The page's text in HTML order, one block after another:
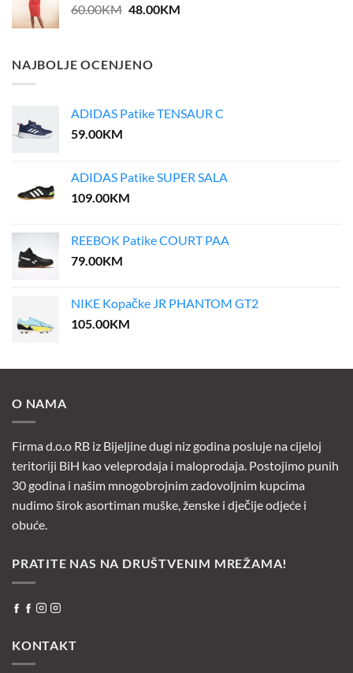
60.00KM Original
60.00KM.
48.00KMCurrent
NAJBOLJE OCENJENO
ADIDAS Patike TENSAUR C
59.00KM
ADIDAS Patike SUPER SALA
109.00KM
REEBOK Patike COURT PAA
79.00KM
NIKE Kopačke JR PHANTOM GT2
105.00KM
O NAMA
Firma d.o.o RB iz Bijeljine dugi niz godina posluje na cijeloj
teritoriji BiH kao veleprodaja i maloprodaja. Postojimo punih
30 godina i našim mnogobrojnim zadovoljnim kupcima
nudimo širok asortiman muške, ženske i dječije odjeće i
obuće.
PRATITE NAS NA DRUŠTVENIM MREŽAMA!
KONTAKT